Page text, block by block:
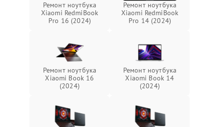
Ремонт ноутбука
Xiaomi RedmiBook
Pro 16 (2024)
Ремонт ноутбука
Xiaomi RedmiBook
Pro 14 (2024)
Ремонт ноутбука
Xiaomi Book 16
(2024)
Ремонт ноутбука
Xiaomi Book 14
(2024)